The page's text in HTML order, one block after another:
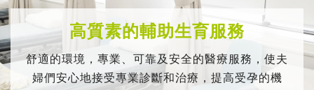
高質素的輔助生育服務
舒適的環境，專業、可靠及安全的醫療服務，使夫
婦們安心地接受專業診斷和治療，提高受孕的機